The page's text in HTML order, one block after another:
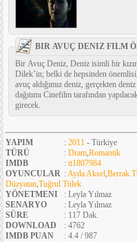
BIR AVUÇ DENIZ FILM
Bir Avuç Deniz, Deniz isimli bir
Dilek’in; belki de hepsinden
avuç aldığımız deniz, gerçekten
dağıtımı Cinefilm tarafından
girecek.
YAPIM : 2011 - Türkiye
TÜRÜ
: Dram,Romantik
IMDB
: tt1807984
OYUNCULAR :Ayda Aksel,Berrak
Düzyatan,Tuğrul Tülek
YÖNETMENI
: Leyla Yılmaz
SENARYO
: Leyla Yılmaz
SÜRE
: 117 Dak.
DOWNLOAD
: 4762
IMDB PUAN
: 4.4 / 987